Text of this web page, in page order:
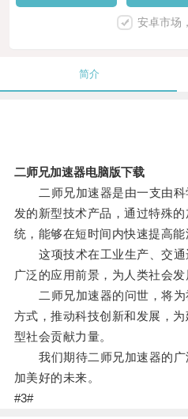
安卓市场
简介
二师兄加速器电脑版下载
二师兄加速器是由一支由科
发的新型技术产品，通过特殊
统，能够在短时间内快速提高能
这项技术在工业生产、交通
广泛的应用前景，为人类社会
二师兄加速器的问世，将为
方式，推动科技创新和发展，
型社会贡献力量。
我们期待二师兄加速器的广
加美好的未来。
#3#